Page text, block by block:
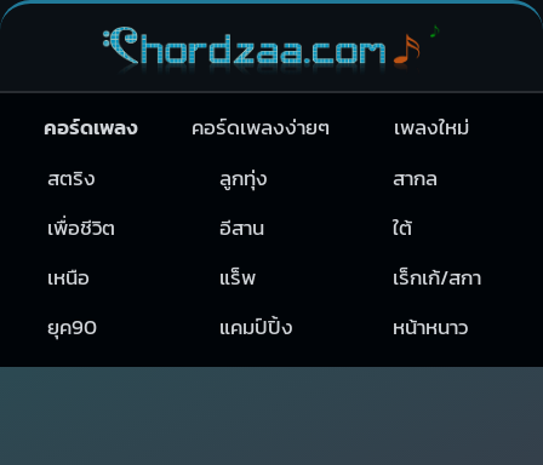
คอร์ดเพลง คอร์ดเพลงง่ายๆ
เพลงใหม่
สตริง
ลูกทุ่ง
สากล
เพื่อชีวิต
อีสาน
ใต้
เหนือ
แร็พ
เร็กเก้/สกา
ยุค90
แคมป์ปิ้ง หน้าหนาว